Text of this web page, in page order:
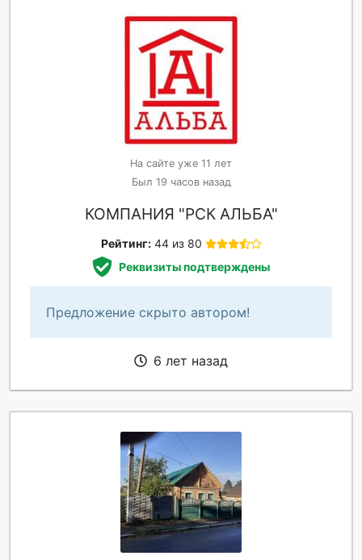
На сайте уже 11 лет
Был 19 часов назад
КОМПАНИЯ "РСК АЛЬБА"
Рейтинг: 44 из 80
Реквизиты подтверждены
Предложение скрыто автором!
6 лет назад